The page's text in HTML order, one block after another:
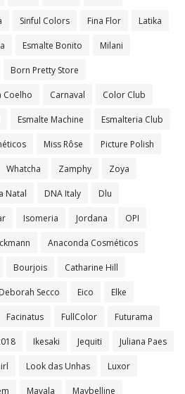
Sinful Colors Fina Flor Latika
Esmalte Bonito Milani
Born Pretty Store
Coelho Carnaval Color Club
Esmalte Machine Esmalteria Club
Miss Rôse Picture Polish
Whatcha Zamphy Zoya
Natal DNA Italy Dlu
Isomeria Jordana OPI
Anaconda Cosméticos
Bourjois Catharine Hill
Deborah Secco Eico Elke
Facinatus FullColor Futurama
Ikesaki Jequiti Juliana Paes
Look das Unhas Luxor
Mavala Maybelline